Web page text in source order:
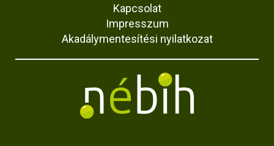
Kapcsolat
Impresszum
Akadálymentesítési nyilatkozat